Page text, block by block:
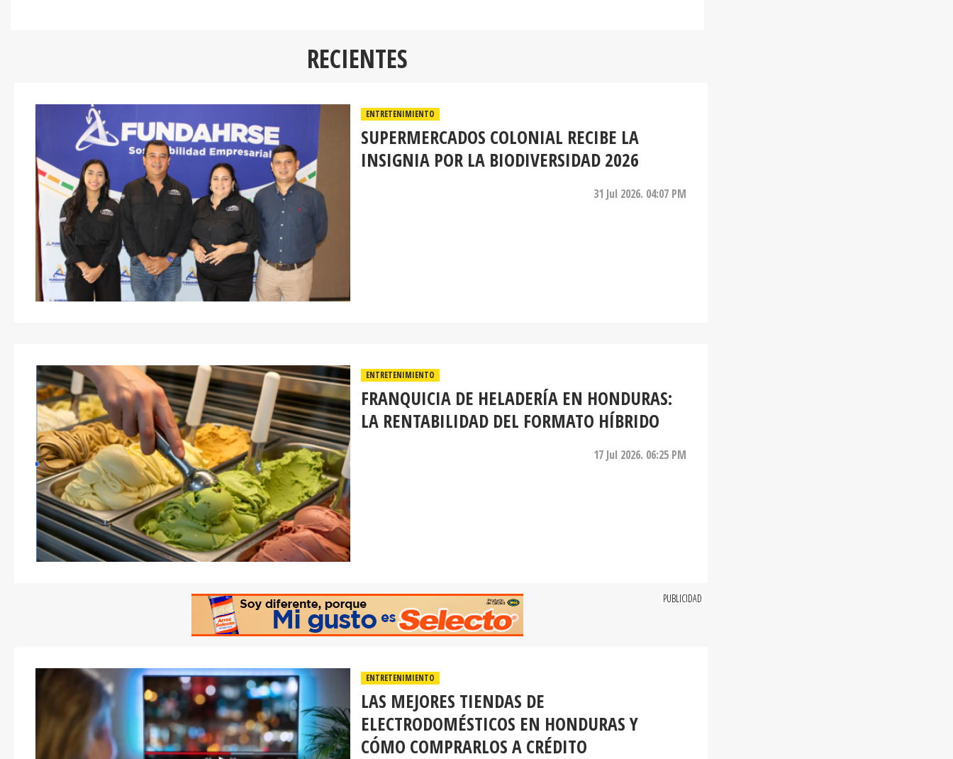
RECIENTES
ENTRETENIMIENTO
SUPERMERCADOS COLONIAL RECIBE LA
INSIGNIA POR LA BIODIVERSIDAD 2026
31 Jul 2026. 04:07 PM
ENTRETENIMIENTO
FRANQUICIA DE HELADERÍA EN HONDURAS:
LA RENTABILIDAD DEL FORMATO HÍBRIDO
17 Jul 2026. 06:25 PM
LAS MEJORES TIENDAS DE
ELECTRODOMÉSTICOS EN HONDURAS Y
CÓMO COMPRARLOS A CRÉDITO
Dentro del mercado hondureño, Elektra se ha posicionado